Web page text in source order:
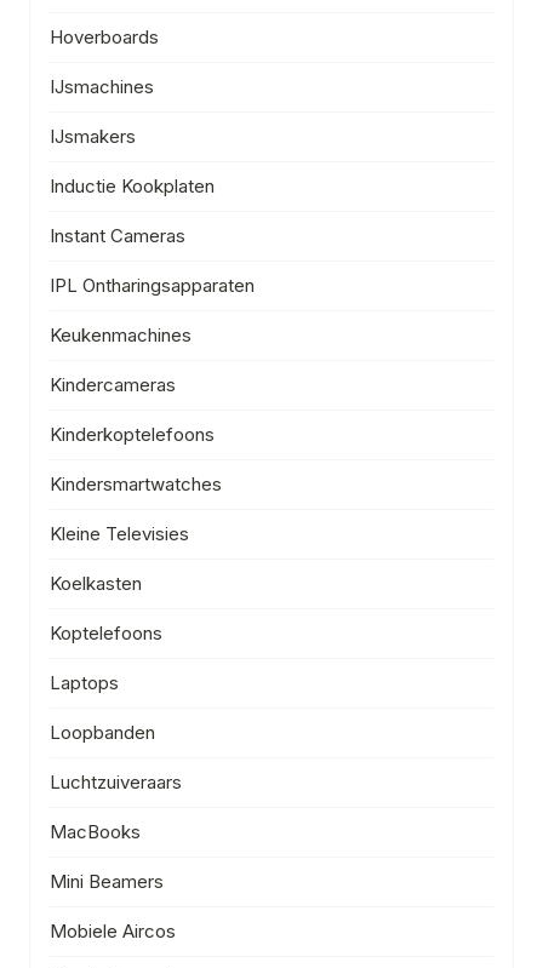
Hoverboards
IJsmachines
IJsmakers
Inductie Kookplaten
Instant Cameras
IPL Ontharingsapparaten
Keukenmachines
Kindercameras
Kinderkoptelefoons
Kindersmartwatches
Kleine Televisies
Koelkasten
Koptelefoons
Laptops
Loopbanden
Luchtzuiveraars
MacBooks
Mini Beamers
Mobiele Aircos